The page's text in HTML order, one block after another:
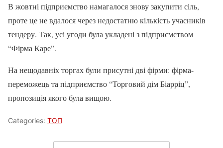
В жовтні підприємство намагалося знову закупити сіль,
проте це не вдалося через недостатню кількість учасників
тендеру. Так, усі угоди була укладені з підприємством
“Фірма Каре”.
На нещодавніх торгах були присутні дві фірми: фірма-
переможець та підприємство “Торговий дім Біарріц”,
пропозиція якого була вищою.
Categories: ТОП